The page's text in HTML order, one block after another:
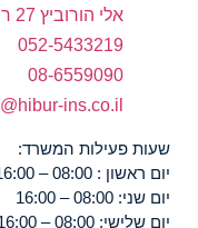
אלי הורוביץ 27 רחובות
052-5433219
08-6559090
Maayan@hibur-ins.co.il
פעילות המשרד:
– 16:00
– 16:00